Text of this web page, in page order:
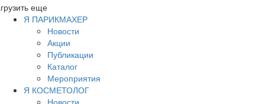
еще
Я ПАРИКМАХЕР
Новости
Акции
Публикации
Каталог
Мероприятия
Я КОСМЕТОЛОГ
Новости